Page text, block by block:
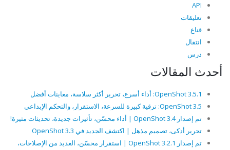
API
تعليقات
قناع
انتقال
درس
أحدث المقالات
OpenShot 3.5.1: أداء أسرع، تحرير أكثر سلاسة، معاينات أفضل
OpenShot 3.5: ترقية كبيرة للسرعة، الاستقرار، والتحكم الإبداعي
تم إصدار OpenShot 3.4 | أداء محسّن، تأثيرات جديدة، تحديثات مثيرة!
تحرير أذكى، تصميم مذهل | اكتشف الجديد في OpenShot 3.3
تم إصدار OpenShot 3.2.1 | استقرار محسّن، العديد من الإصلاحات،